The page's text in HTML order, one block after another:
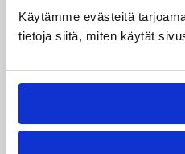
Käytämme evästeitä
tietoja siitä, miten käytät